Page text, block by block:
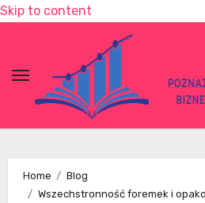
Skip to content
Home
Blog
Wszechstronność foremek i